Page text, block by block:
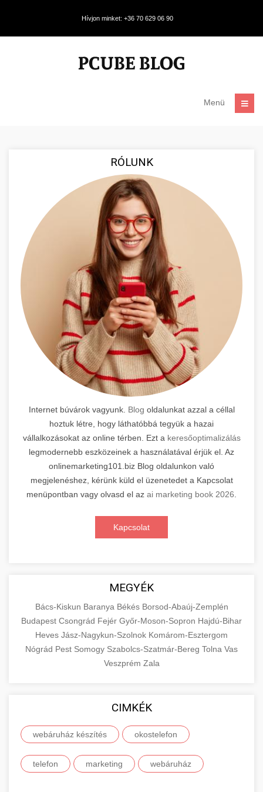
Hívjon minket: +36 70 629 06 90
Menü
RÓLUNK
Internet búvárok vagyunk. Blog oldalunkat azzal a céllal
hoztuk létre, hogy láthatóbbá tegyük a hazai
vállalkozásokat az online térben. Ezt a keresőoptimalizálás
legmodernebb eszközeinek a használatával érjük el. Az
onlinemarketing101.biz Blog oldalunkon való
megjelenéshez, kérünk küld el üzenetedet a Kapcsolat
menüpontban vagy olvasd el az ai marketing book 2026
Kapcsolat
MEGYÉK
Bács-Kiskun Baranya Békés Borsod-Abaúj-Zemplén
Budapest Csongrád Fejér Győr-Moson-Sopron Hajdú-Bihar
Heves Jász-Nagykun-Szolnok Komárom-Esztergom
Nógrád Pest Somogy Szabolcs-Szatmár-Bereg Tolna Vas
Veszprém Zala
CIMKÉK
webáruház készítés okostelefon
telefon marketing webáruház